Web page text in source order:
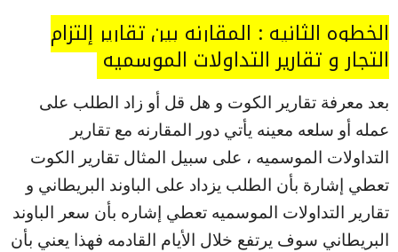
الخطوه الثانيه : المقارنه بين تقارير إلتزام
التجار و تقارير التداولات الموسميه
بعد معرفة تقارير الكوت و هل قل أو زاد الطلب على
عمله أو سلعه معينه يأتي دور المقارنه مع تقارير
التداولات الموسميه ، على سبيل المثال تقارير الكوت
تعطي إشارة بأن الطلب يزداد على الباوند البريطاني و
تقارير التداولات الموسميه تعطي إشاره بأن سعر الباوند
البريطاني سوف يرتفع خلال الأيام القادمه فهذا يعني بأن